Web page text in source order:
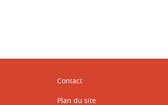
Contact
Plan du site